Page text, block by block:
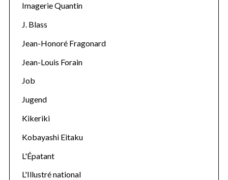
Imagerie Quantin
J. Blass
Jean-Honoré Fragonard
Jean-Louis Forain
Job
Jugend
Kikeriki
Kobayashi Eitaku
L'Épatant
L'Illustré national